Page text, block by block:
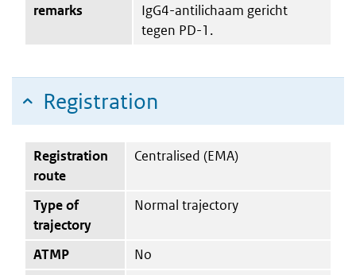
remarks
IgG4-antilichaam gericht
tegen PD-1.
Registration
Registration
route
Centralised (EMA)
Type of
trajectory
Normal trajectory
ATMP
No